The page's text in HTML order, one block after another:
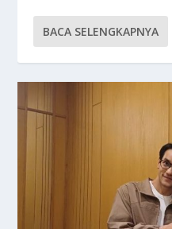
BACA SELENGKAPNYA